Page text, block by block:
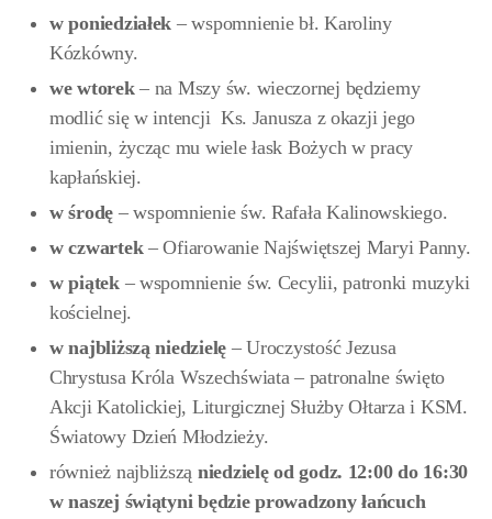
w poniedziałek – wspomnienie bł. Karoliny
Kózkówny.
we wtorek– na Mszy św. wieczornej będziemy
modlić się w intencji Ks. Janusza z okazji jego
imienin, życząc mu wiele łask Bożych w pracy
kapłańskiej.
w środę – wspomnienie św. Rafała Kalinowskiego.
w czwartek– Ofiarowanie Najświętszej Maryi Panny.
w piątek – wspomnienie św. Cecylii, patronki muzyki
kościelnej.
w najbliższą niedzielę – Uroczystość Jezusa
Chrystusa Króla Wszechświata – patronalne święto
Akcji Katolickiej, Liturgicznej Służby Ołtarza i KSM.
Światowy Dzień Młodzieży.
również najbliższą niedzielęod godz. 12:00 do 16:30
w naszej świątyni będzie prowadzony łańcuch